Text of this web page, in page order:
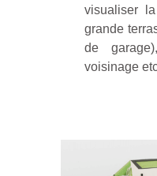
visualiser
grande
de
voisinage